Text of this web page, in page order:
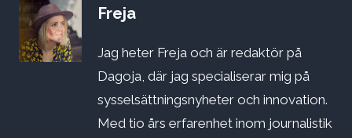
Freja
Jag heter Freja och är redaktör på
Dagoja, där jag specialiserar mig på
sysselsättningsnyheter och innovation.
Med tio års erfarenhet inom journalistik